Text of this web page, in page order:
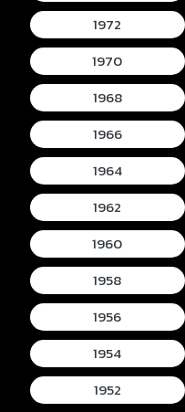
1972
1970
1968
1966
1964
1962
1960
1958
1956
1954
1952